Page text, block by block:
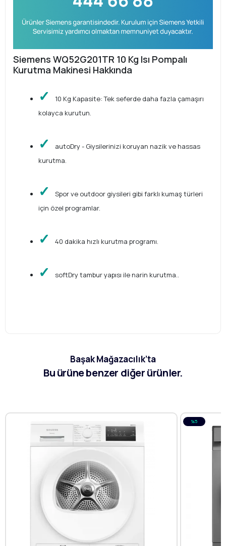
Siemens WQ52G201TR 10 Kg Isı Pompalı
Kurutma Makinesi Hakkında
10 Kg Kapasite: Tek seferde daha fazla çamaşırı
kolayca kurutun.
autoDry - Giysilerinizi koruyan nazik ve hassas
kurutma.
Spor ve outdoor giysileri gibi farklı kumaş türleri
için özel programlar.
40 dakika hızlı kurutma programı.
softDry tambur yapısı ile narin kurutma..
Başak Mağazacılık’ta
Bu ürüne benzer diğer ürünler.
%5